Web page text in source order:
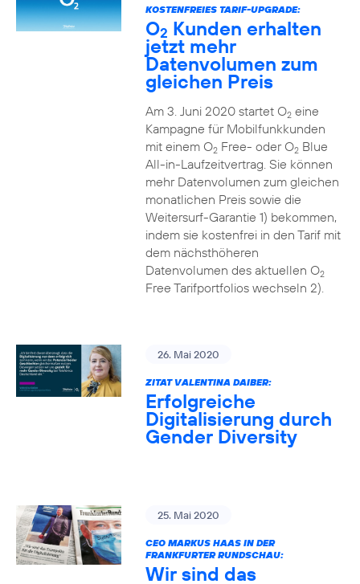
KOSTENFREIES TARIF-UPGRADE:
O2 Kunden erhalten
jetzt mehr
Datenvolumen zum
gleichen Preis
Am 3. Juni 2020 startet O2eine
Kampagne für Mobilfunkkunden
mit einem O2Free- oder O2Blue
All-in-Laufzeitvertrag. Sie können
mehr Datenvolumen zum gleichen
monatlichen Preis sowie die
Weitersurf-Garantie 1) bekommen,
indem sie kostenfrei in den Tarif mit
dem nächsthöheren
Datenvolumen des aktuellen O2
Free Tarifportfolios wechseln 2).
26. Mai 2020
ZITAT VALENTINA DAIBER:
Erfolgreiche
Digitalisierung durch
Gender Diversity
25. Mai 2020
CEO MARKUS HAAS IN DER
FRANKFURTER RUNDSCHAU:
Wir sind das